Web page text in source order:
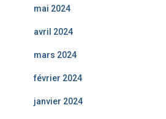
mai 2024
avril 2024
mars 2024
février 2024
janvier 2024